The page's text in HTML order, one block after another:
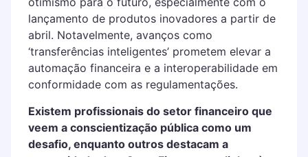
lançamento de produtos inovadores a partir de
abril. Notavelmente, avanços como
‘transferências inteligentes’ prometem elevar a
automação financeira e a interoperabilidade em
conformidade com as regulamentações.
Existem profissionais do setor financeiro que
veem a conscientização pública como um
desafio, enquanto outros destacam a